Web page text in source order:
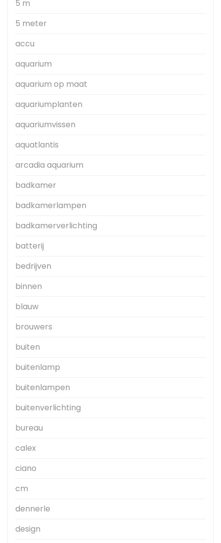
5 m
5 meter
accu
aquarium
aquarium op maat
aquariumplanten
aquariumvissen
aquatlantis
arcadia aquarium
badkamer
badkamerlampen
badkamerverlichting
batterij
bedrijven
binnen
blauw
brouwers
buiten
buitenlamp
buitenlampen
buitenverlichting
bureau
calex
ciano
cm
dennerle
design